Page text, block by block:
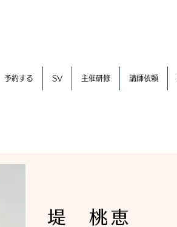
予約する SV 主催研修 講師依頼
堤 桃恵